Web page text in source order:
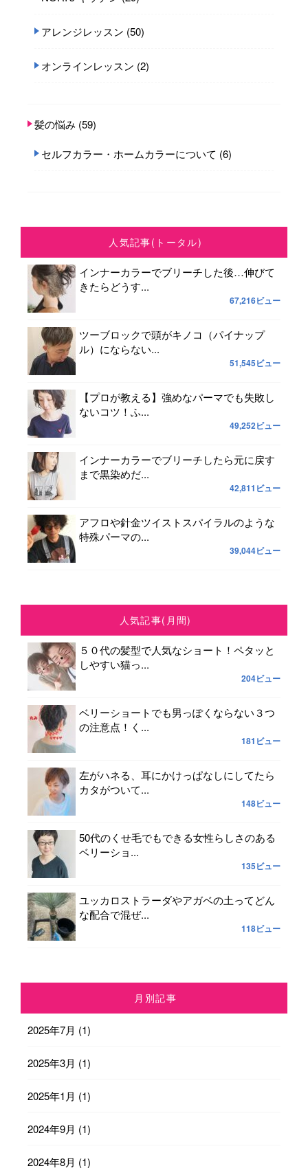
アレンジレッスン (50)
オンラインレッスン (2)
髪の悩み (59)
セルフカラー・ホームカラーについて (6)
人気記事(トータル)
インナーカラーでブリーチした後…伸びて
きたらどうす...
67,216ビュー
ツーブロックで頭がキノコ（パイナップ
ル）にならない...
51,545ビュー
【プロが教える】強めなパーマでも失敗し
ないコツ！ふ...
49,252ビュー
インナーカラーでブリーチしたら元に戻す
まで黒染めだ...
42,811ビュー
アフロや針金ツイストスパイラルのような
特殊パーマの...
39,044ビュー
人気記事(月間)
５０代の髪型で人気なショート！ペタッと
しやすい猫っ...
204ビュー
ベリーショートでも男っぽくならない３つ
の注意点！く...
181ビュー
左がハネる、耳にかけっぱなしにしてたら
カタがついて...
148ビュー
50代のくせ毛でもできる女性らしさのある
ベリーショ...
135ビュー
ユッカロストラーダやアガベの土ってどん
な配合で混ぜ...
118ビュー
月別記事
2025年7月 (1)
2025年3月 (1)
2025年1月 (1)
2024年9月 (1)
2024年8月 (1)